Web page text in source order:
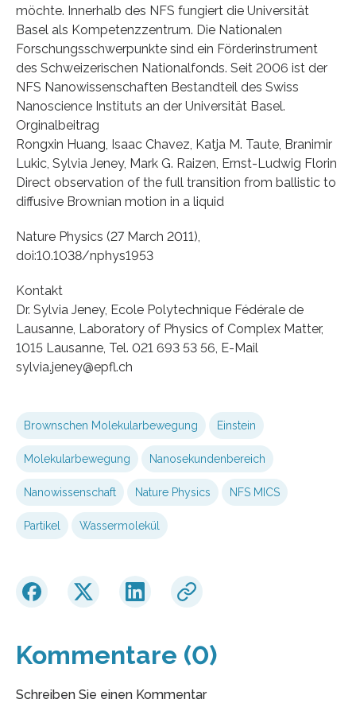
möchte. Innerhalb des NFS fungiert die Universität
Basel als Kompetenzzentrum. Die Nationalen
Forschungsschwerpunkte sind ein Förderinstrument
des Schweizerischen Nationalfonds. Seit 2006 ist der
NFS Nanowissenschaften Bestandteil des Swiss
Nanoscience Instituts an der Universität Basel.
Orginalbeitrag
Rongxin Huang, Isaac Chavez, Katja M. Taute, Branimir
Lukic, Sylvia Jeney, Mark G. Raizen, Ernst-Ludwig Florin
Direct observation of the full transition from ballistic to
diffusive Brownian motion in a liquid
Nature Physics (27 March 2011),
doi:10.1038/nphys1953
Kontakt
Dr. Sylvia Jeney, Ecole Polytechnique Fédérale de
Lausanne, Laboratory of Physics of Complex Matter,
1015 Lausanne, Tel. 021 693 53 56, E-Mail
sylvia.jeney@epfl.ch
Brownschen Molekularbewegung Einstein
Molekularbewegung Nanosekundenbereich
Nanowissenschaft Nature Physics NFS MICS
Partikel Wassermolekül
Kommentare (0)
Schreiben Sie einen Kommentar